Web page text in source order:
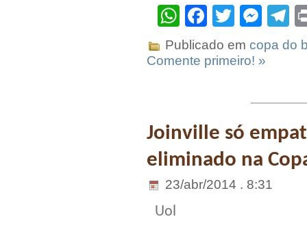
WhatsApp
Facebook
Twitter
Publicado em copa do
Comente primeiro! »
Joinville só
eliminado na
23/abr/2014 . 8:31
Uol